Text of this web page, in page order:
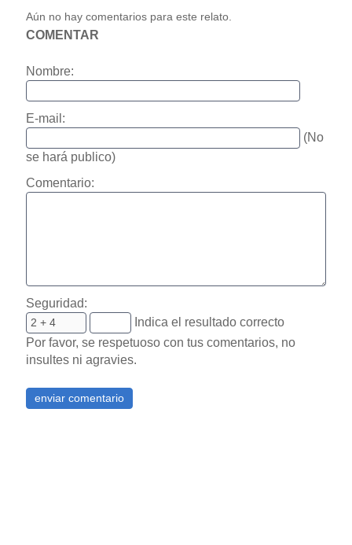
Aún no hay comentarios para este relato.
COMENTAR
Nombre:
E-mail:
(No
se hará publico)
Comentario:
Seguridad:
Indica el resultado correcto
Por favor, se respetuoso con tus comentarios, no
insultes ni agravies.